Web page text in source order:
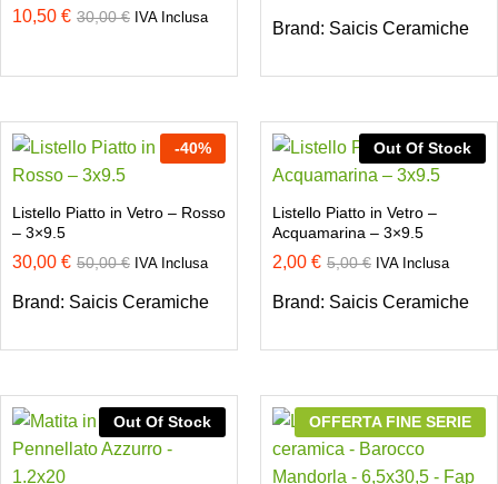
10,50 € 30,00€ IVA Inclusa
Brand: Saicis Ceramiche
-40%
Listello Piatto in Vetro – Rosso
– 3×9.5
30,00 € 50,00€ IVA Inclusa
Brand: Saicis Ceramiche
Out Of Stock
Listello Piatto in Vetro –
Acquamarina – 3×9.5
2,00 € 5,00€ IVA Inclusa
Brand: Saicis Ceramiche
Out Of Stock OFFERTA FINE SERIE